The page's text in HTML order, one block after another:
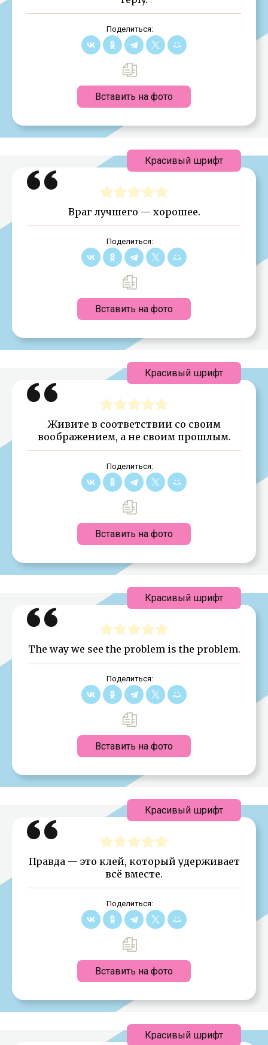
Поделиться:
Вставить на фото
Враг лучшего — хорошее.
Поделиться:
Вставить на фото
Красивый шрифт
Живите в соответствии со своим
воображением, а не своим прошлым.
Поделиться:
Вставить на фото
Красивый шрифт
The way we see the problem is the problem.
Поделиться:
Вставить на фото
Красивый шрифт
Правда — это клей, который удерживает
всё вместе.
Поделиться:
Вставить на фото
Красивый шрифт
Красивый шрифт